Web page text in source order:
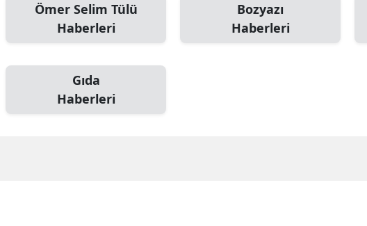
Ömer Selim Tülü
Haberleri
Bozyazı
Haberleri
Gıda
Haberleri